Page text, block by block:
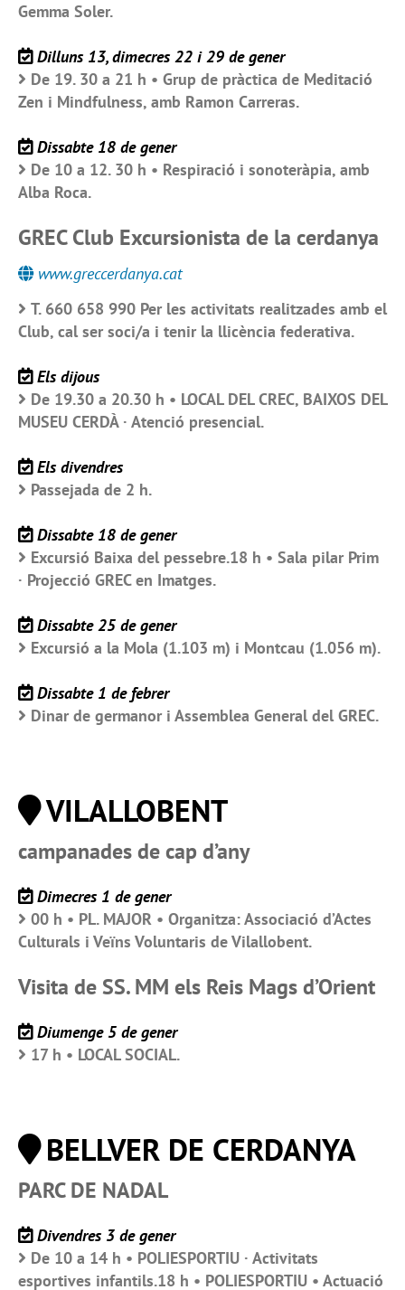
Gemma Soler.
Dilluns 13, dimecres 22 i 29 de gener
De 19. 30 a 21 h • Grup de pràctica de Meditació
Zen i Mindfulness, amb Ramon Carreras.
Dissabte 18 de gener
De 10 a 12. 30 h • Respiració i sonoteràpia, amb
Alba Roca.
GREC Club Excursionista de la cerdanya
www.greccerdanya.cat
T. 660 658 990 Per les activitats realitzades amb el
Club, cal ser soci/a i tenir la llicència federativa.
Els dijous
De 19.30 a 20.30 h • LOCAL DEL CREC, BAIXOS DEL
MUSEU CERDÀ · Atenció presencial.
Els divendres
Passejada de 2 h.
Dissabte 18 de gener
Excursió Baixa del pessebre.18 h • Sala pilar Prim
· Projecció GREC en Imatges.
Dissabte 25 de gener
Excursió a la Mola (1.103 m) i Montcau (1.056 m).
Dissabte 1 de febrer
Dinar de germanor i Assemblea General del GREC.
VILALLOBENT
campanades de cap d’any
Dimecres 1 de gener
00 h • PL. MAJOR • Organitza: Associació d’Actes
Culturals i Veïns Voluntaris de Vilallobent.
Visita de SS. MM els Reis Mags d’Orient
Diumenge 5 de gener
17 h • LOCAL SOCIAL.
BELLVER DE CERDANYA
PARC DE NADAL
Divendres 3 de gener
De 10 a 14 h • POLIESPORTIU · Activitats
esportives infantils.18 h • POLIESPORTIU • Actuació